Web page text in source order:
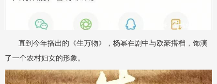
直到今年播出的《生万物》，杨幂在剧中与欧豪搭档，饰演
了一个农村妇女的形象。